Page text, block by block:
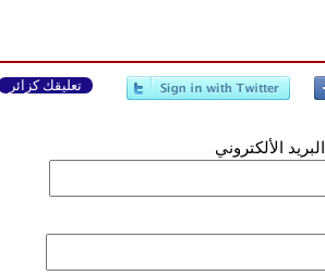
تعليقك كزائر
البريد الألكتروني